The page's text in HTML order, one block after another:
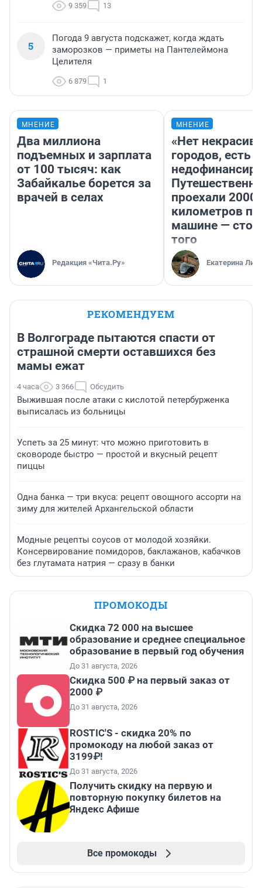
9 359 13
5
Погода 9 августа подскажет, когда ждать
заморозков — приметы на Пантелеймона
Целителя
6 879 1
МНЕНИЕ
Два миллиона
подъемных и зарплата
от 100 тысяч: как
Забайкалье борется за
врачей в селах
Редакция «Чита.Ру»
МНЕНИЕ
«Нет
городов, есть
проехали 2000
километров по
машине —
того
Екатерина
РЕКОМЕНДУЕМ
В Волгограде пытаются спасти от
страшной смерти оставшихся без
мамы ежат
4 часа 3 366 Обсудить
Выжившая после атаки с кислотой петербурженка
выписалась из больницы
Успеть за 25 минут: что можно приготовить в
сковороде быстро — простой и вкусный рецепт
пиццы
Одна банка — три вкуса: рецепт овощного ассорти на
зиму для жителей Архангельской области
Модные рецепты соусов от молодой хозяйки.
Консервирование помидоров, баклажанов, кабачков
без глутамата натрия — сразу в банки
ПРОМОКОДЫ
Скидка 72 000 на высшее
образование и среднее специальное
образование в первый год обучения
До 31 августа, 2026
Скидка 500 ₽ на первый заказ от
2000 ₽
До 31 августа, 2026
ROSTIC'S - скидка 20% по
промокоду на любой заказ от
3199₽!
До 31 августа, 2026
Получить скидку на первую и
повторную покупку билетов на
Яндекс Афише
Все промокоды